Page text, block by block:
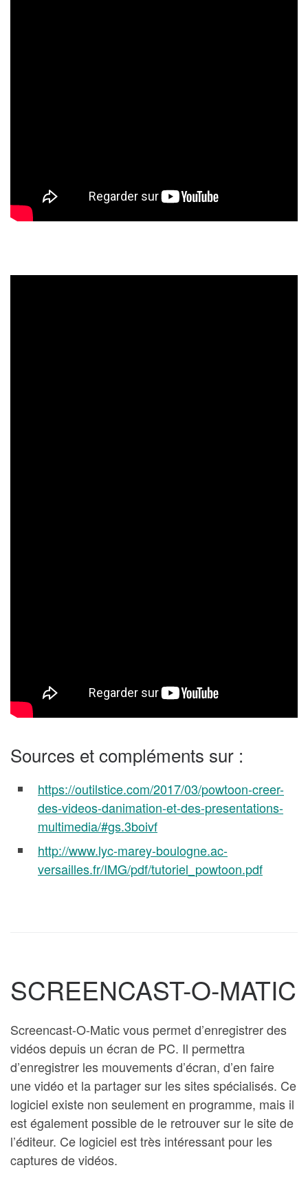
Sources et compléments sur :
https://outilstice.com/2017/03/powtoon-creer-
des-videos-danimation-et-des-presentations-
multimedia/#gs.3boivf
http://www.lyc-marey-boulogne.ac-
versailles.fr/IMG/pdf/tutoriel_powtoon.pdf
SCREENCAST-O-MATIC
Screencast-O-Matic vous permet d’enregistrer des
vidéos depuis un écran de PC. Il permettra
d’enregistrer les mouvements d’écran, d’en faire
une vidéo et la partager sur les sites spécialisés. Ce
logiciel existe non seulement en programme, mais il
est également possible de le retrouver sur le site de
l’éditeur. Ce logiciel est très intéressant pour les
captures de vidéos.